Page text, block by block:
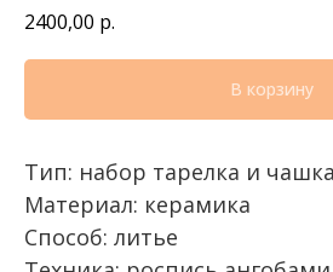
2400,00 р.
В корзину
Тип: набор тарелка и чашка
Материал: керамика
Способ: литье